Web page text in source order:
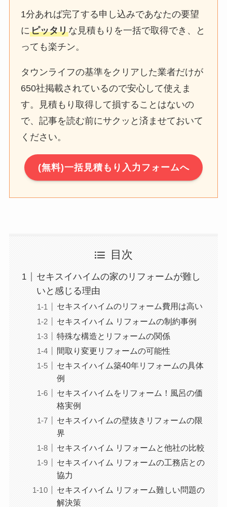
1分あれば完了する申し込みであなたの要望
にピッタリな見積もりを一括で取得でき、と
っても楽チン。
タウンライフの基準をクリアした業者だけが
650社掲載されているので安心して使えま
す。見積もり取得して損することはないの
で、記事を読む前にサクッと済ませておいて
ください。
(無料)一括見積もり入力フォームへ
目次
セキスイハイムの家のリフォームが難し
いと感じる理由
セキスイハイムのリフォーム費用は高い
セキスイハイム リフォームの制約事例
特殊な構造とリフォームの関係
間取り変更リフォームの可能性
セキスイハイム築40年リフォームの具体
例
セキスイハイムをリフォーム！風呂の価
格実例
セキスイハイムの壁抜きリフォームの限
界
セキスイハイム リフォームと他社の比較
セキスイハイム リフォームの工務店との
協力
セキスイハイム リフォーム難しい問題の
解決策